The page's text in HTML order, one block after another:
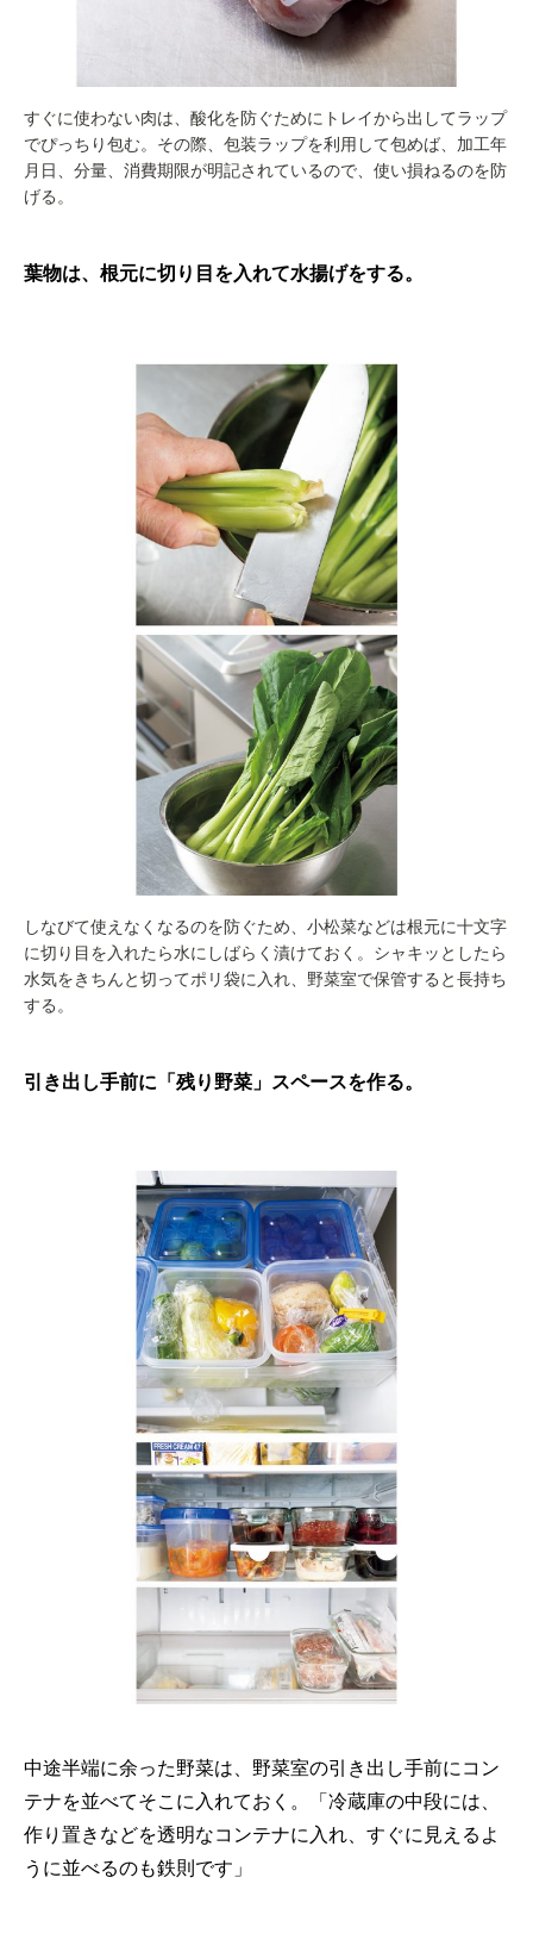
すぐに使わない肉は、酸化を防ぐためにトレイから出してラップ
でぴっちり包む。その際、包装ラップを利用して包めば、加工年
月日、分量、消費期限が明記されているので、使い損ねるのを防
げる。
葉物は、根元に切り目を入れて水揚げをする。
しなびて使えなくなるのを防ぐため、小松菜などは根元に十文字
に切り目を入れたら水にしばらく漬けておく。シャキッとしたら
水気をきちんと切ってポリ袋に入れ、野菜室で保管すると長持ち
する。
引き出し手前に「残り野菜」スペースを作る。
中途半端に余った野菜は、野菜室の引き出し手前にコン
テナを並べてそこに入れておく。「冷蔵庫の中段には、
作り置きなどを透明なコンテナに入れ、すぐに見えるよ
うに並べるのも鉄則です」